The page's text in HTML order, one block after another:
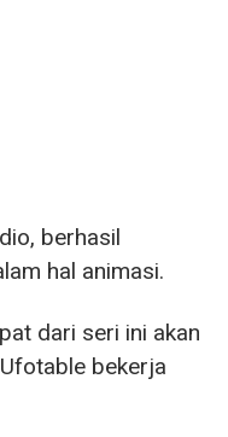
berhasil
hal animasi.
dari seri ini akan
bekerja